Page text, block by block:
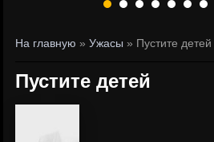
На главную »Ужасы » Пустите детей
Пустите детей